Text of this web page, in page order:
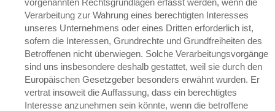
vorgenannten Rechtsgrundlagen erfasst werden, wenn die
Verarbeitung zur Wahrung eines berechtigten Interesses
unseres Unternehmens oder eines Dritten erforderlich ist,
sofern die Interessen, Grundrechte und Grundfreiheiten des
Betroffenen nicht überwiegen. Solche Verarbeitungsvorgänge
sind uns insbesondere deshalb gestattet, weil sie durch den
Europäischen Gesetzgeber besonders erwähnt wurden. Er
vertrat insoweit die Auffassung, dass ein berechtigtes
Interesse anzunehmen sein könnte, wenn die betroffene